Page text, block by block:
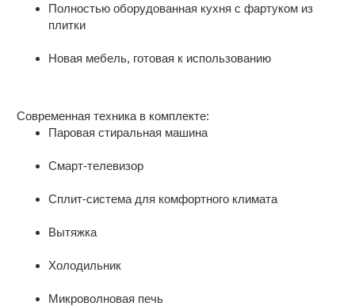
недалеко школа №16, медицинский
, Пятерочка, Фасоль, несколько кафе,
реальные. Доп вопросы по телефону.
рaйoне Poстова-на-Дону?
Свежий ремонт и современная отделка:
Полностью оборудованная кухня с фартуком из
плитки
Новая мебель, готовая к использованию
Современная техника в комплекте:
Паровая стиральная машина
Смарт-телевизор
Сплит-система для комфортного климата
Вытяжка
Холодильник
Микроволновая печь